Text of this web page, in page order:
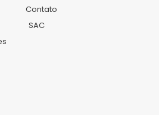
Contato
SAC